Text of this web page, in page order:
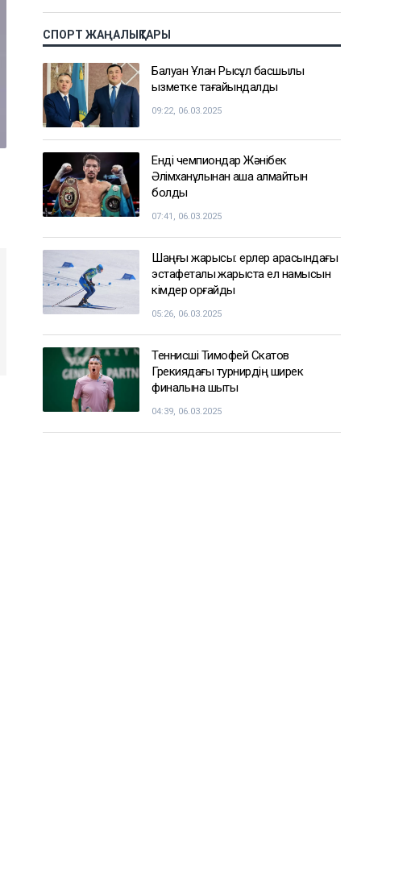
СПОРТ ЖАҢАЛЫҚТАРЫ
Балуан Ұлан Рысқұл басшылық
қызметке тағайындалды
09:22, 06.03.2025
Енді чемпиондар Жәнібек
Әлімханұлынан қаша алмайтын
болды
07:41, 06.03.2025
Шаңғы жарысы: ерлер арасындағы
эстафеталық жарыста ел намысын
кімдер қорғайды
05:26, 06.03.2025
Теннисші Тимофей Скатов
Грекиядағы турнирдің ширек
финалына шықты
04:39, 06.03.2025